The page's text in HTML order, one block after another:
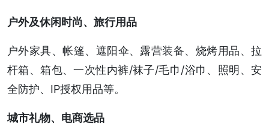
户外及休闲时尚、旅行用品
户外家具、帐篷、遮阳伞、露营装备、烧烤用品、拉
杆箱、箱包、一次性内裤/袜子/毛巾/浴巾、照明、安
全防护、IP授权用品等。
城市礼物、电商选品